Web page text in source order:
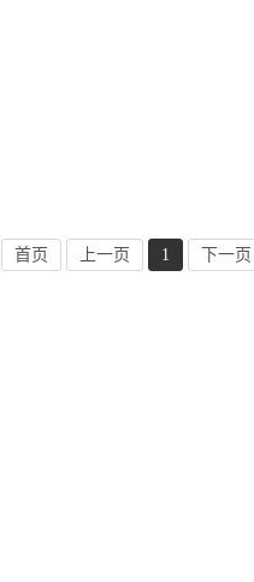
首页 上一页 1 下一页